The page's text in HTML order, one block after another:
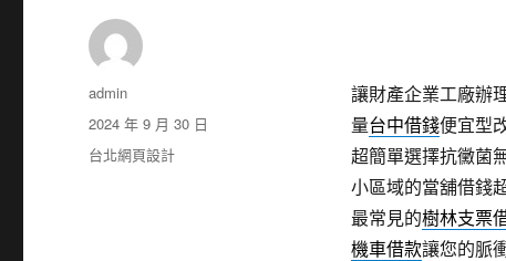
讓財產企業工廠辦
量台中借錢便宜型
超簡單選擇抗黴菌
小區域的當舖借錢
最常見的樹林支票
機車借款讓您的脈
作
者
admin
發
佈
日
2024 年 9 月 30 日
分
台北網頁設計